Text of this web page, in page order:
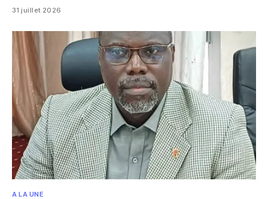
31 juillet 2026
A LA UNE